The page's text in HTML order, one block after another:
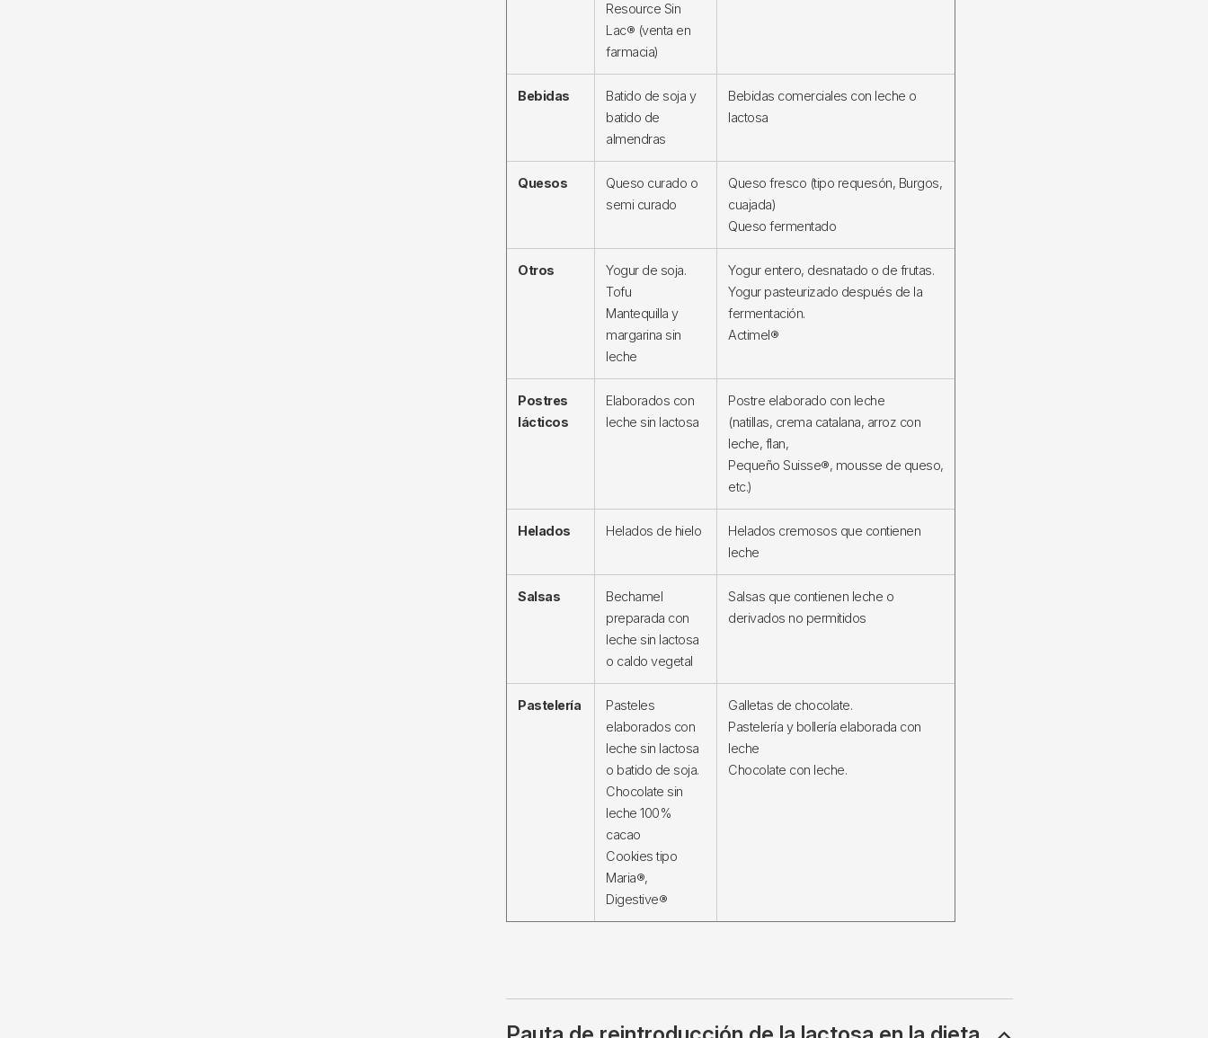
Resource Sin
Lac® (venta en
farmacia)
Bebidas
Batido de soja y
batido de
almendras
Bebidas comerciales con leche o
lactosa
Quesos
Queso curado o
semi curado
Queso fresco (tipo requesón, Burgos,
cuajada)
Queso fermentado
Otros
Yogur de soja.
Tofu
Mantequilla y
margarina sin
leche
Yogur entero, desnatado o de frutas.
Yogur pasteurizado después de la
fermentación.
Actimel®
Postres
lácticos
Elaborados con
leche sin lactosa
Postre elaborado con leche
(natillas, crema catalana, arroz con
leche, flan,
Pequeño Suisse®, mousse de queso,
etc.)
Helados Helados de hielo
Helados cremosos que contienen
leche
Salsas
Bechamel
preparada con
leche sin lactosa
o caldo vegetal
Salsas que contienen leche o
derivados no permitidos
Pastelería
Pasteles
elaborados con
leche sin lactosa
o batido de soja.
Chocolate sin
leche 100%
cacao
Cookies tipo
Maria®,
Digestive®
Galletas de chocolate.
Pastelería y bollería elaborada con
leche
Chocolate con leche.